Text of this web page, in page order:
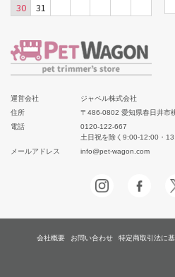
30
31
運営会社
ジャペル株式会社
住所
〒486-0802 愛知県春日井市
電話
0120-122-667
土日祝を除く9:00-12:00・
メールアドレス
info@pet-wagon.com
会社概要 お問い合わせ 特定商取引法に